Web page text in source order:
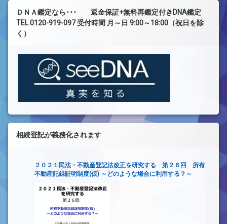
ＤＮＡ鑑定なら･･･ 返金保証+無料再鑑定付きDNA鑑定
TEL 0120-919-097 受付時間 月～日 9:00～18:00（祝日を除
く）
相続登記が義務化されます
２０２１民法・不動産登記法改正を研究する 第２６回 所有
不動産記録証明制度(仮) ～どのような場合に利用する？～